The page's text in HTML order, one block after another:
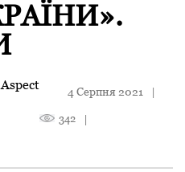
4 Серпня 2021 |
342 |